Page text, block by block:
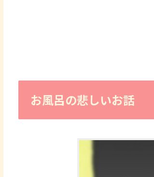
お風呂の悲しいお話